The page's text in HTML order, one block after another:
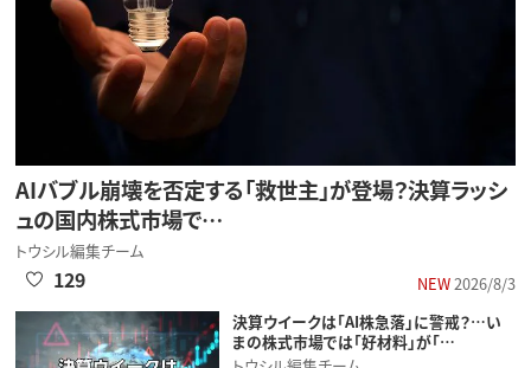
AIバブル崩壊を否定する「救世主」が登場？決算ラッシ
ュの国内株式市場で…
トウシル編集チーム
NEW2026/8/3
129
決算ウイークは「AI株急落」に警戒？…い
まの株式市場では「好材料」が「…